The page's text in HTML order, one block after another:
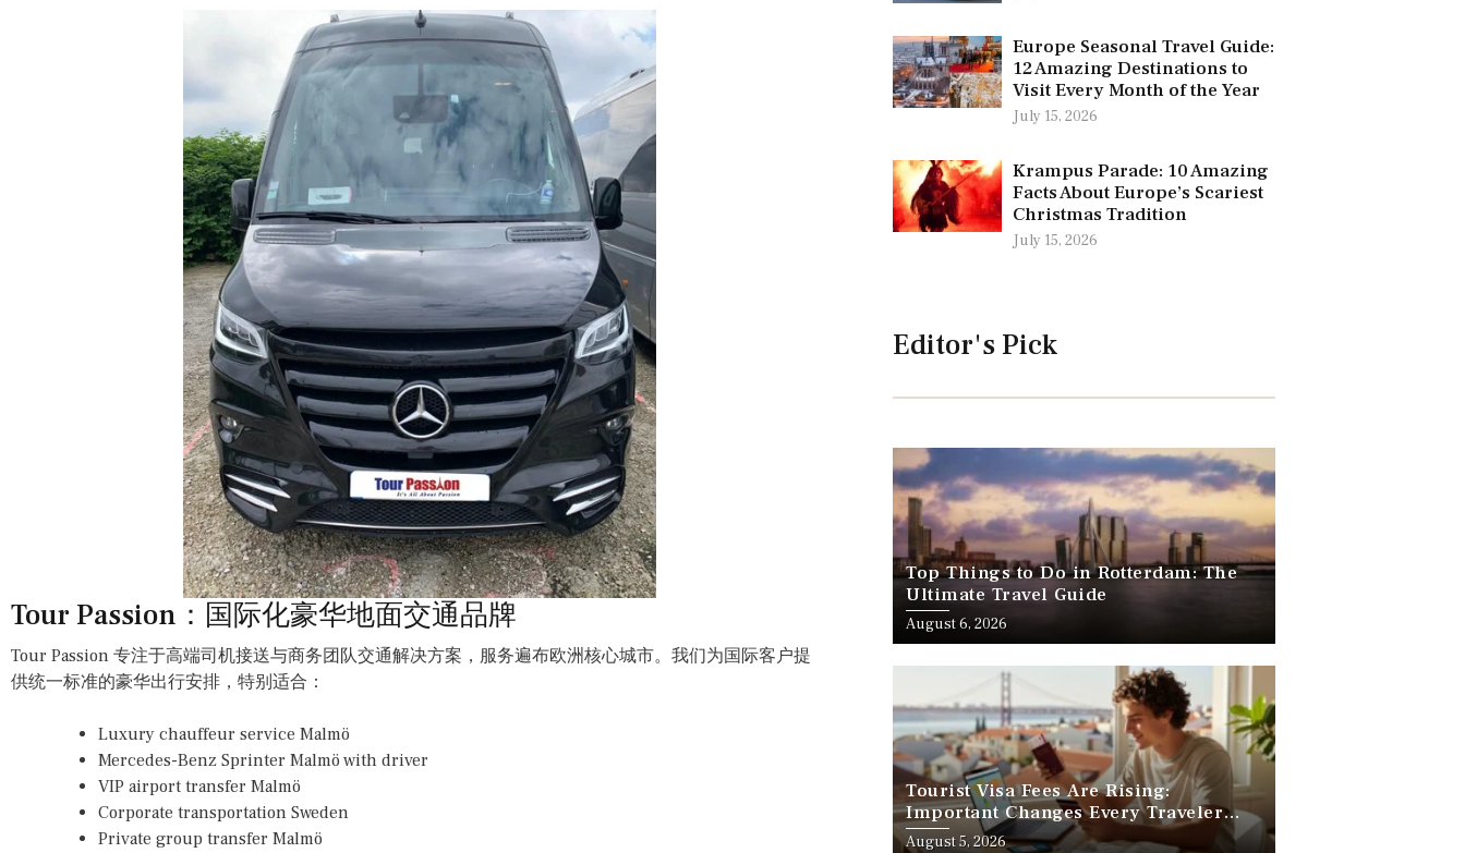
Tour Passion：国际化豪华地面交通品牌
Tour Passion 专注于高端司机接送与商务团队交通解决方案，服务遍布欧洲核心城市。我们为国际客户提
供统一标准的豪华出行安排，特别适合：
Luxury chauffeur service Malmö
Mercedes-Benz Sprinter Malmö with driver
VIP airport transfer Malmö
Corporate transportation Sweden
Private group transfer Malmö
Europe Seasonal Travel Guide:
12 Amazing Destinations to
Visit Every Month of the Year
July 15, 2026
Krampus Parade: 10 Amazing
Facts About Europe’s Scariest
Christmas Tradition
July 15, 2026
Editor's Pick
Top Things to Do in Rotterdam: The
Ultimate Travel Guide
August 6, 2026
Tourist Visa Fees Are Rising:
Important Changes Every Traveler
Should Know
August 5, 2026